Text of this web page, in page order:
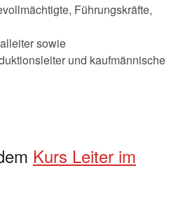
Führungskräfte,
sowie
und kaufmännische
Kurs Leiter im